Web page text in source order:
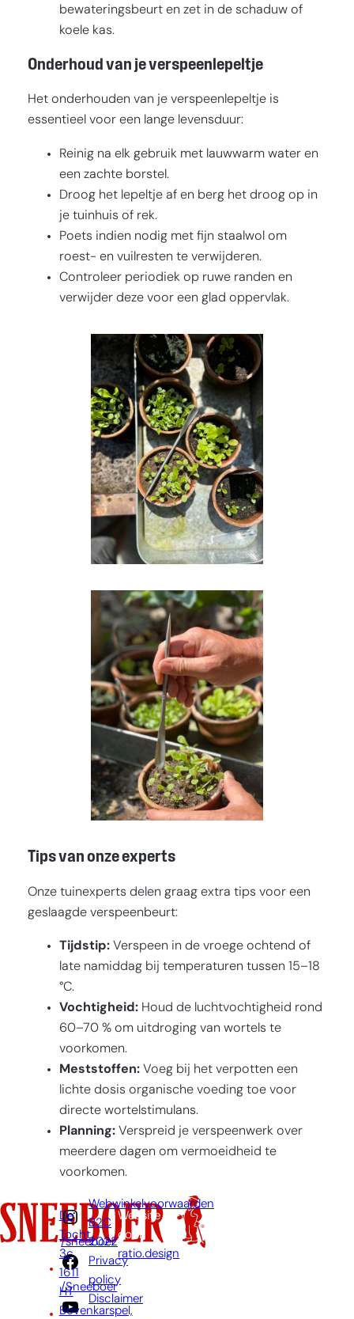
bewateringsbeurt en zet in de schaduw of
koele kas.
Onderhoud van je verspeenlepeltje
Het onderhouden van je verspeenlepeltje is
essentieel voor een lange levensduur:
Reinig na elk gebruik met lauwwarm water en
een zachte borstel.
Droog het lepeltje af en berg het droog op in
je tuinhuis of rek.
Poets indien nodig met fijn staalwol om
roest- en vuilresten te verwijderen.
Controleer periodiek op ruwe randen en
verwijder deze voor een glad oppervlak.
Tips van onze experts
Onze tuinexperts delen graag extra tips voor een
geslaagde verspeenbeurt:
Tijdstip:Verspeen in de vroege ochtend of
late namiddag bij temperaturen tussen 15–18
°C.
Vochtigheid:Houd de luchtvochtigheid rond
60–70 % om uitdroging van wortels te
voorkomen.
Meststoffen:Voeg bij het verpotten een
lichte dosis organische voeding toe voor
directe wortelstimulans.
Planning:Verspreid je verspeenwerk over
meerdere dagen om vermoeidheid te
voorkomen.
/sneeboer
/Sneeboer
De
Tocht
3c,
1611
HT
Bovenkarspel,
Webwinkelvoorwaarden
B2C
2022
Privacy
policy
Disclaimer
Website
door:
ratio.design